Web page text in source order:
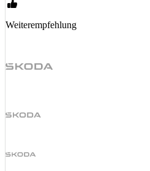
Weiterempfehlung